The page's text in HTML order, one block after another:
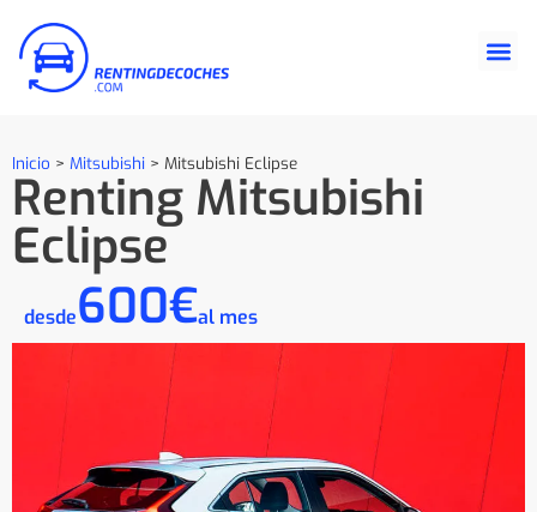
Inicio > Mitsubishi > Mitsubishi Eclipse
Renting Mitsubishi
Eclipse
desde600€al mes